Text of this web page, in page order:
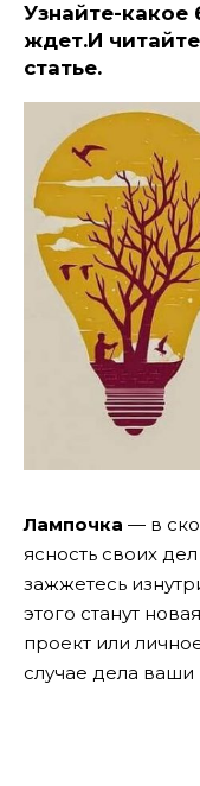
Узнайте-
ждет.И
статье.
Лампочка — в
ясность своих
зажжетесь
этого станут
проект или
случае дела ваши